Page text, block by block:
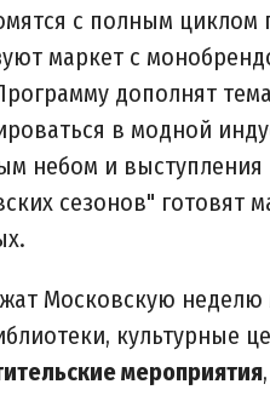
с полным
маркет с
дополнят
в модной
небом и
сезонов" готовят
Московскую неделю
культурные
мероприятия